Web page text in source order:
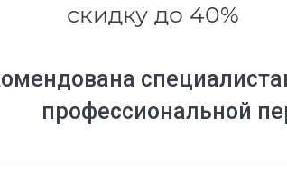
скидку до 40%
профессиональной